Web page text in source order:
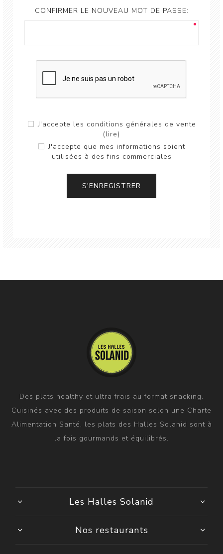
CONFIRMER LE NOUVEAU MOT DE PASSE:
J'accepte les conditions générales de vente
(lire)
J'accepte que mes informations soient
utilisées à des fins commerciales
S'ENREGISTRER
Des plats healthy et ultra frais au format snacking.
Cuisinés avec des produits de saison selon une Charte
Alimentation Santé, les plats des Halles Solanid sont à
la fois gourmands et équilibrés.
Les Halles Solanid
Nos restaurants